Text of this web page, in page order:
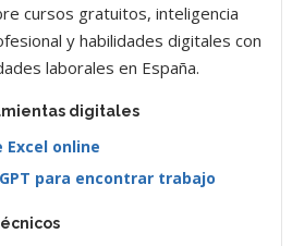
cursos gratuitos, inteligencia
y habilidades digitales con
laborales en España.
digitales
online
para encontrar trabajo